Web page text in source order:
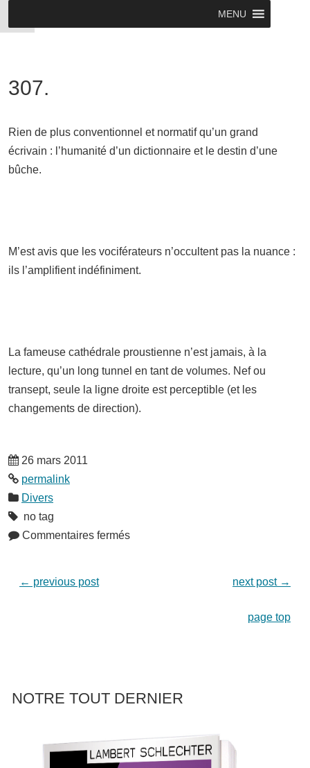
MENU
307.
Rien de plus conventionnel et normatif qu’un grand
écrivain : l’humanité d’un dictionnaire et le destin d’une
bûche.
M’est avis que les vociférateurs n’occultent pas la nuance :
ils l’amplifient indéfiniment.
La fameuse cathédrale proustienne n’est jamais, à la
lecture, qu’un long tunnel en tant de volumes. Nef ou
transept, seule la ligne droite est perceptible (et les
changements de direction).
26 mars 2011
permalink
Divers
no tag
Commentaires fermés
← previous post next post →
page top
NOTRE TOUT DERNIER